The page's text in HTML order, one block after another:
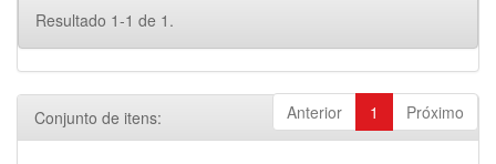
Resultado 1-1 de 1.
Anterior 1 Próximo
Conjunto de itens: